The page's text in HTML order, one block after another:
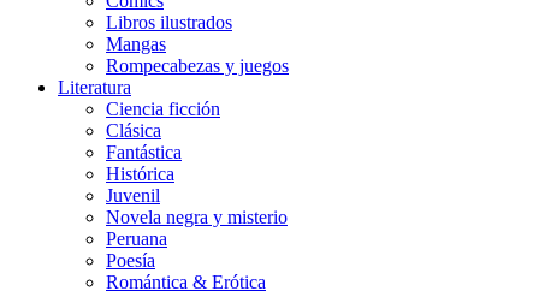
Libros ilustrados
Mangas
Rompecabezas y juegos
Literatura
Ciencia ficción
Clásica
Fantástica
Histórica
Juvenil
Novela negra y misterio
Peruana
Poesía
Romántica & Erótica